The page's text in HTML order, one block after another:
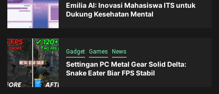
Emilia AI: Inovasi Mahasiswa ITS untuk
Dukung Kesehatan Mental
Gadget Games News
Settingan PC Metal Gear Solid Delta:
Snake Eater Biar FPS Stabil